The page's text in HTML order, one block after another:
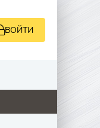
ВОЙТИ
2.9